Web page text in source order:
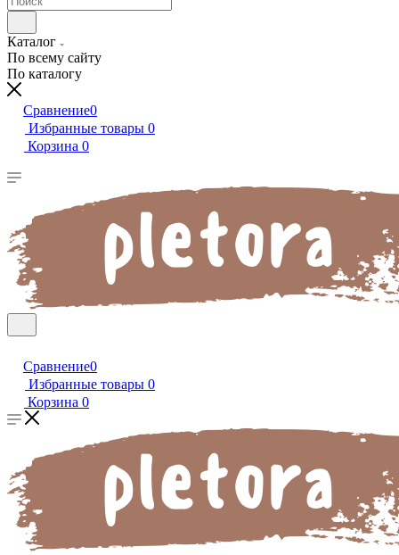
Каталог
По всему сайту
По каталогу
Сравнение0
Избранные товары 0
Корзина 0
Сравнение0
Избранные товары 0
Корзина 0